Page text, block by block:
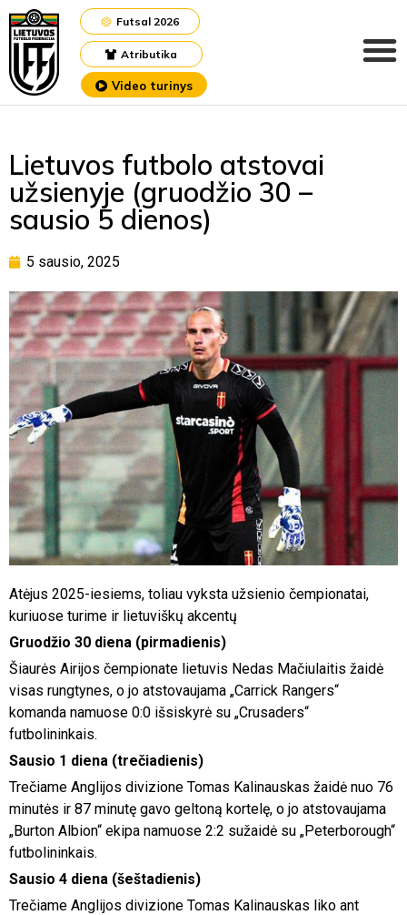
Atributika
Futsal 2026
Video turinys
Lietuvos futbolo atstovai
užsienyje (gruodžio 30 –
sausio 5 dienos)
5 sausio, 2025
Atėjus 2025-iesiems, toliau vyksta užsienio čempionatai,
kuriuose turime ir lietuviškų akcentų
Gruodžio 30 diena (pirmadienis)
Šiaurės Airijos čempionate lietuvis Nedas Mačiulaitis žaidė
visas rungtynes, o jo atstovaujama „Carrick Rangers“
komanda namuose 0:0 išsiskyrė su „Crusaders“
futbolininkais.
Sausio 1 diena (trečiadienis)
Trečiame Anglijos divizione Tomas Kalinauskas žaidė nuo 76
minutės ir 87 minutę gavo geltoną kortelę, o jo atstovaujama
„Burton Albion“ ekipa namuose 2:2 sužaidė su „Peterborough“
futbolininkais.
Sausio 4 diena (šeštadienis)
Trečiame Anglijos divizione Tomas Kalinauskas liko ant